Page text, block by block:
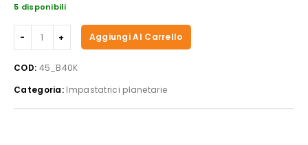
5 disponibili
Easyline
-
Planetaria
velocità
B40K
Aggiungi Al Carrello
COD: 45_B40K
Categoria: Impastatrici planetarie